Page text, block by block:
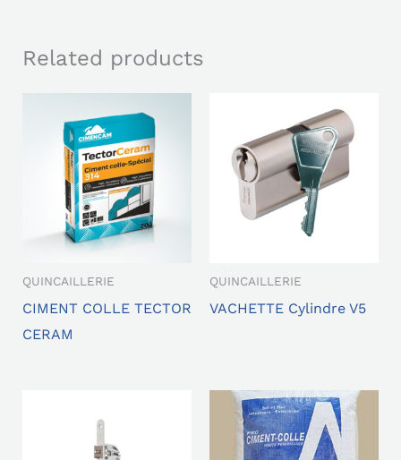
Related products
QUINCAILLERIE
CIMENT COLLE TECTOR
CERAM
QUINCAILLERIE
VACHETTE Cylindre V5